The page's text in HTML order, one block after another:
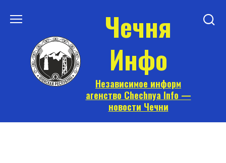
Чечня
Инфо
Независимое информ
агенство Chechnya Info —
новости Чечни